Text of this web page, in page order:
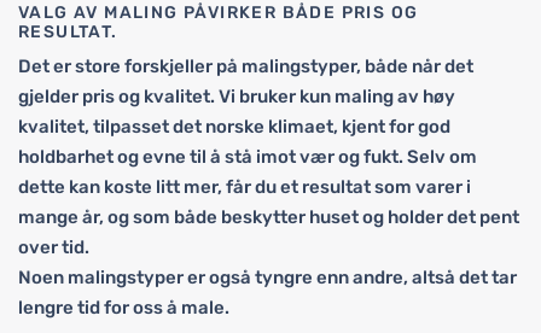
VALG AV MALING PÅVIRKER BÅDE PRIS OG
RESULTAT.
Det er store forskjeller på malingstyper, både når det
gjelder pris og kvalitet. Vi bruker kun maling av høy
kvalitet, tilpasset det norske klimaet, kjent for god
holdbarhet og evne til å stå imot vær og fukt. Selv om
dette kan koste litt mer, får du et resultat som varer i
mange år, og som både beskytter huset og holder det pent
over tid.
Noen malingstyper er også tyngre enn andre, altså det tar
lengre tid for oss å male.